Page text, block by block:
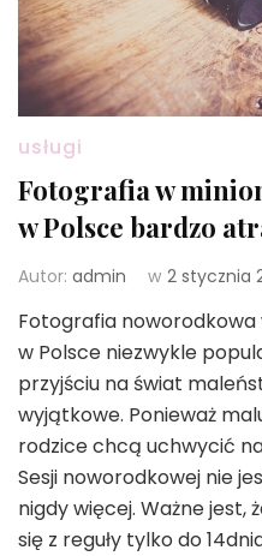
usługi
Fotografia w
w Polsce bardzo
Autor: admin w 2 stycznia
Fotografia
w Polsce niezwykle
przyjściu na świat
wyjątkowe. Ponieważ
rodzice chcą uchwycić
Sesji noworodkowej nie
nigdy więcej. Ważne jest,
się z reguły tylko do